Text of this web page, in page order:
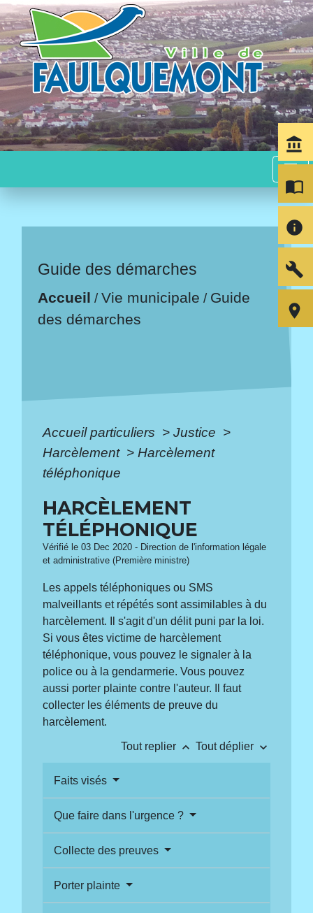
menu
Guide des démarches
Accueil /Vie municipale / Guide
des démarches
Accueil particuliers > Justice >
Harcèlement > Harcèlement
téléphonique
HARCÈLEMENT
TÉLÉPHONIQUE
Vérifié le 03 Dec 2020 - Direction de l'information légale
et administrative (Première ministre)
Les appels téléphoniques ou SMS
malveillants et répétés sont assimilables à du
harcèlement. Il s'agit d'un délit puni par la loi.
Si vous êtes victime de harcèlement
téléphonique, vous pouvez le signaler à la
police ou à la gendarmerie. Vous pouvez
aussi porter plainte contre l'auteur. Il faut
collecter les éléments de preuve du
harcèlement.
Tout replier keyboard_arrow_up Tout déplier keyboard_arrow_down
Faits visés
Que faire dans l'urgence ?
Collecte des preuves
Porter plainte
account_balance
import_contacts
info
build
room